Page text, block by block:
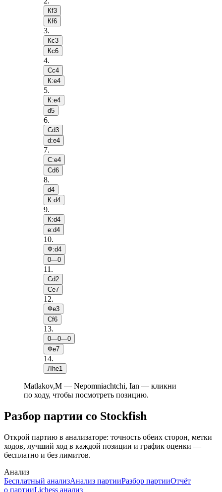
Кf3
Кf6
3.
Кc3
Кc6
4.
Сc4
К:e4
5.
К:e4
d5
6.
Сd3
d:e4
7.
С:e4
Сd6
8.
d4
К:d4
9.
К:d4
e:d4
10.
Ф:d4
0—0
11 .
Сd2
Сe7
12.
Фe3
Сf6
13.
0—0—0
Фe7
14.
Лhe1
Matlakov,M — Nepomniachtchi, Ian — кликни
по ходу, чтобы посмотреть позицию.
Разбор партии со Stockfish
Открой партию в анализаторе: точность обеих сторон, метки
ходов, лучший ход в каждой позиции и график оценки —
бесплатно и без лимитов.
Анализ
Бесплатный анализАнализ партииРазбор партииОтчёт
о партииLichess анализ